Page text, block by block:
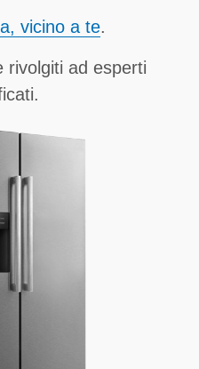
vicino a te.
rivolgiti ad esperti